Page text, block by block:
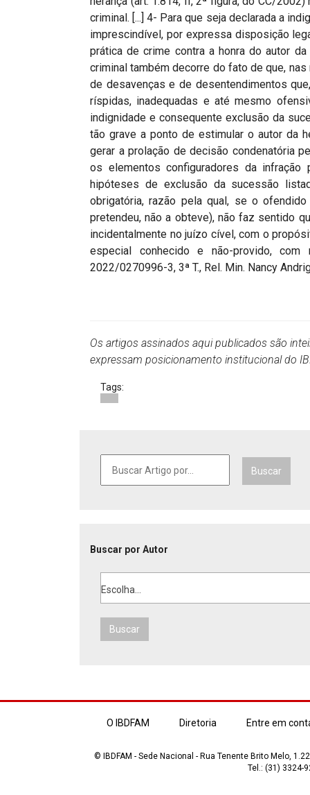
criminal. [...] 4- Para que seja declarada a
imprescindível, por expressa disposição
prática de crime contra a honra do autor
criminal também decorre do fato de que,
de desavenças e de desentendimentos
ríspidas, inadequadas e até mesmo
indignidade e consequente exclusão da
tão grave a ponto de estimular o autor da
gerar a prolação de decisão condenatória
os elementos configuradores da
hipóteses de exclusão da sucessão
obrigatória, razão pela qual, se o
pretendeu, não a obteve), não faz sentido
incidentalmente no juízo cível, com o
especial conhecido e não-provido,
2022/0270996-3, 3ª T., Rel. Min. Nancy
Os artigos assinados aqui publicados são
expressam posicionamento institucional do
Tags:
Buscar
Buscar por Autor
Escolha...
Buscar
O IBDFAM Diretoria Entre em
© IBDFAM - Sede Nacional - Rua Tenente Brito Melo,
Tel.: (31) 3324-